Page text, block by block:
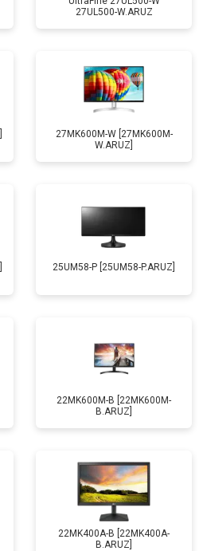
27UL500-W.ARUZ
27MK600M-W [27MK600M-
W.ARUZ]
25UM58-P [25UM58-P.ARUZ]
22MK600M-B [22MK600M-
B.ARUZ]
22MK400A-B [22MK400A-
B.ARUZ]